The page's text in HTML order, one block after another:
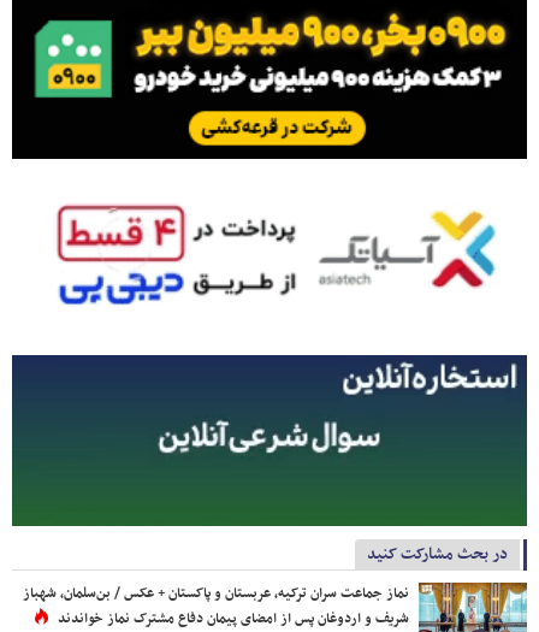
در بحث مشارکت کنید
نماز جماعت سران ترکیه، عربستان و پاکستان + عکس / بن‌سلمان، شهباز
شریف و اردوغان پس از امضای پیمان دفاع مشترک نماز خواندند